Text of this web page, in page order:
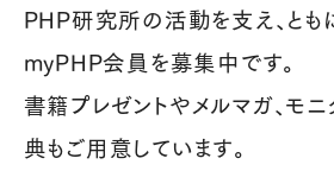
PHP研究所の活動を支え、とも
myPHP会員を募集中です。
書籍プレゼントやメルマガ、モ
典もご用意しています。